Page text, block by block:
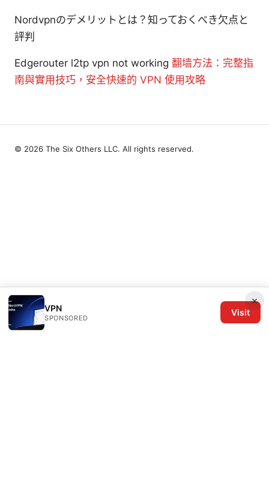
Nordvpnのデメリットとは？知っておくべき欠点と
評判
Edgerouter l2tp vpn not working 翻墙方法：完整指
南與實用技巧，安全快速的 VPN 使用攻略
×
VPN
SPONSORED
Visit
© 2026 The Six Others LLC. All rights reserved.